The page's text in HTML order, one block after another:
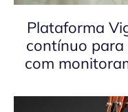
Plataforma
contínuo
com